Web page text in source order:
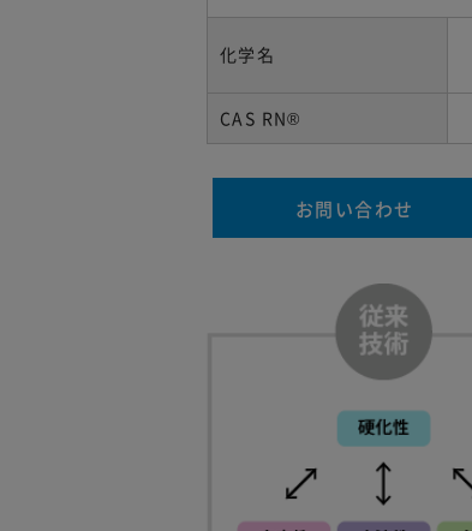
化学名
CAS RN®
お問い合わせ